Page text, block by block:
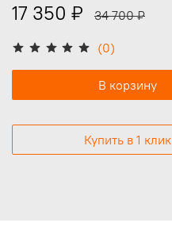
(0)
17 350 ₽ 34 700 ₽
В корзину
Купить в 1 клик